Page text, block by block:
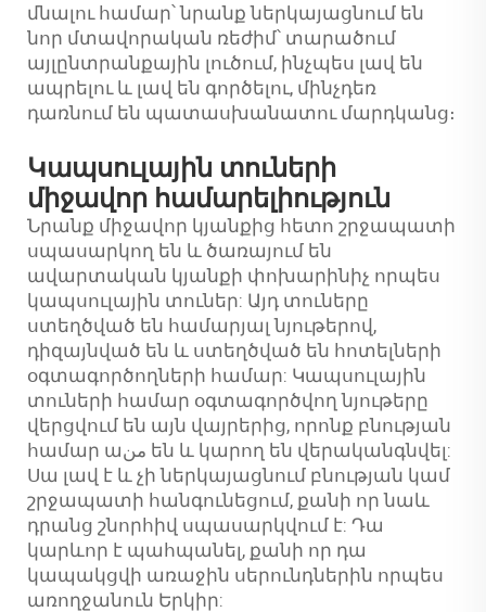
մնալու համար՝ նրանք ներկայացնում են
նոր մտավորական ռեժիմ՝ տարածում
այլընտրանքային լուծում, ինչպես լավ են
ապրելու և լավ են գործելու, մինչդեռ
դառնում են պատասխանատու մարդկանց։
Կապսուլային տուների
միջավոր համարելիություն
Նրանք միջավոր կյանքից հետո շրջապատի
սպասարկող են և ծառայում են
ավարտական կյանքի փոխարինիչ որպես
կապսուլային տուներ: Այդ տուները
ստեղծված են համարյալ նյութերով,
դիզայնված են և ստեղծված են հոտելների
օգտագործողների համար: Կապսուլային
տուների համար օգտագործվող նյութերը
վերցվում են այն վայրերից, որոնք բնության
համար աمن են և կարող են վերականգնվել:
Սա լավ է և չի ներկայացնում բնության կամ
շրջապատի հանգունեցում, քանի որ նաև
դրանց շնորհիվ սպասարկվում է: Դա
կարևոր է պահպանել, քանի որ դա
կապակցվի առաջին սերունդներին որպես
առողջանուն Երկիր: